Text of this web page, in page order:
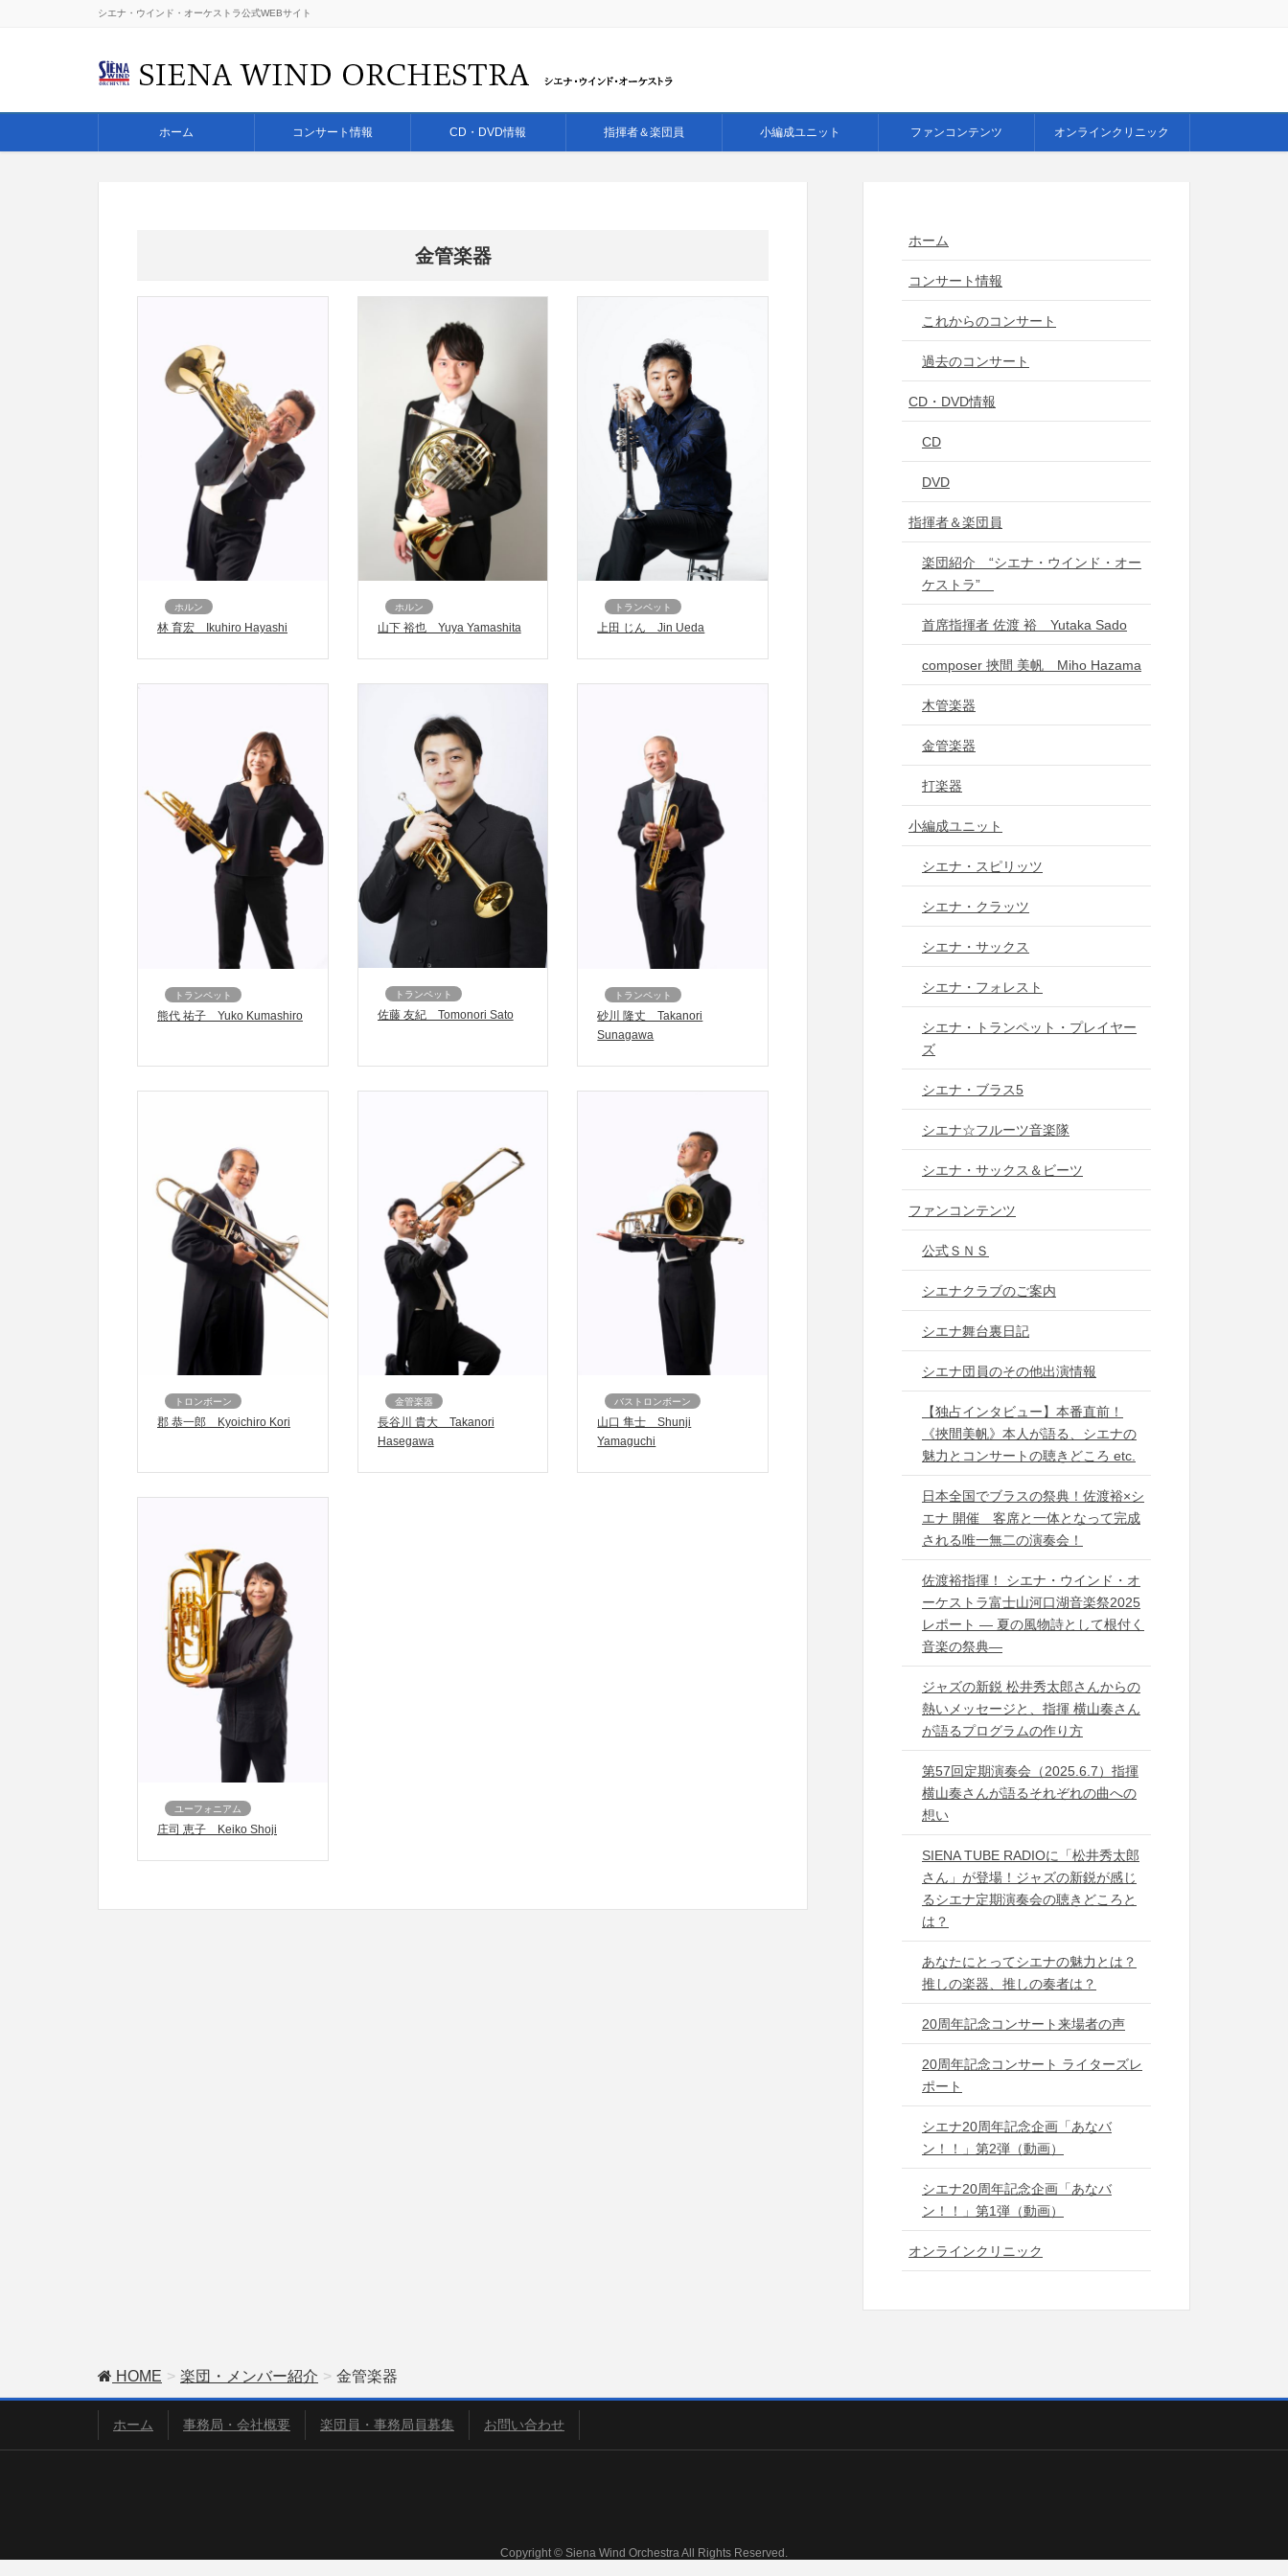
シエナ・ウインド・オーケストラ公式WEBサイト
ホーム コンサート情報 CD・DVD情報 指揮者＆楽団員 小編成ユニット ファンコンテンツ オンラインクリニック
金管楽器
ホルン
林 育宏 Ikuhiro Hayashi
ホルン
山下 裕也 Yuya Yamashita
トランペット
上田 じん Jin Ueda
トランペット
熊代 祐子 Yuko Kumashiro
トランペット
佐藤 友紀 Tomonori Sato
トランペット
砂川 隆丈 Takanori
Sunagawa
トロンボーン
郡 恭一郎 Kyoichiro Kori
金管楽器
長谷川 貴大 Takanori
Hasegawa
バストロンボーン
山口 隼士 Shunji
Yamaguchi
ユーフォニアム
庄司 恵子 Keiko Shoji
ホーム
コンサート情報
これからのコンサート
過去のコンサート
CD・DVD情報
CD
DVD
指揮者＆楽団員
楽団紹介 “シエナ・ウインド・オー
ケストラ”
首席指揮者 佐渡 裕 Yutaka Sado
composer 挾間 美帆 Miho Hazama
木管楽器
金管楽器
打楽器
小編成ユニット
シエナ・スピリッツ
シエナ・クラッツ
シエナ・サックス
シエナ・フォレスト
シエナ・トランペット・プレイヤー
ズ
シエナ・ブラス5
シエナ☆フルーツ音楽隊
シエナ・サックス＆ビーツ
ファンコンテンツ
公式ＳＮＳ
シエナクラブのご案内
シエナ舞台裏日記
シエナ団員のその他出演情報
【独占インタビュー】本番直前！
《挾間美帆》本人が語る、シエナの
魅力とコンサートの聴きどころ etc.
日本全国でブラスの祭典！佐渡裕×シ
エナ 開催 客席と一体となって完成
される唯一無二の演奏会！
佐渡裕指揮！ シエナ・ウインド・オ
ーケストラ富士山河口湖音楽祭2025
レポート ― 夏の風物詩として根付く
音楽の祭典―
ジャズの新鋭 松井秀太郎さんからの
熱いメッセージと、指揮 横山奏さん
が語るプログラムの作り方
第57回定期演奏会（2025.6.7）指揮
横山奏さんが語るそれぞれの曲への
想い
SIENA TUBE RADIOに「松井秀太郎
さん」が登場！ジャズの新鋭が感じ
るシエナ定期演奏会の聴きどころと
は？
あなたにとってシエナの魅力とは？
推しの楽器、推しの奏者は？
20周年記念コンサート来場者の声
20周年記念コンサート ライターズレ
ポート
シエナ20周年記念企画「あなバ
ン！！」第2弾（動画）
シエナ20周年記念企画「あなバ
ン！！」第1弾（動画）
オンラインクリニック
HOME 楽団・メンバー紹介 金管楽器
ホーム 事務局・会社概要 楽団員・事務局員募集 お問い合わせ
Copyright © Siena Wind Orchestra All Rights Reserved.